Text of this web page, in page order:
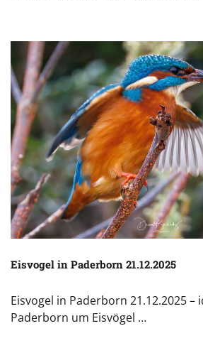
Eisvogel in Paderborn 21.12.2025
Eisvogel in Paderborn 21.12.2025 –
Paderborn um Eisvögel …